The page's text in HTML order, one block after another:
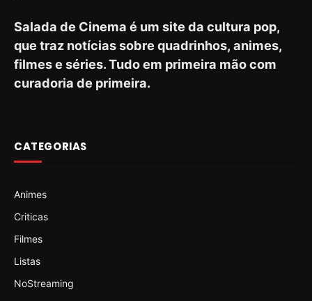
Salada de Cinema é um site da cultura pop,
que traz notícias sobre quadrinhos, animes,
filmes e séries. Tudo em primeira mão com
curadoria de primeira.
CATEGORIAS
Animes
Criticas
Filmes
Listas
NoStreaming